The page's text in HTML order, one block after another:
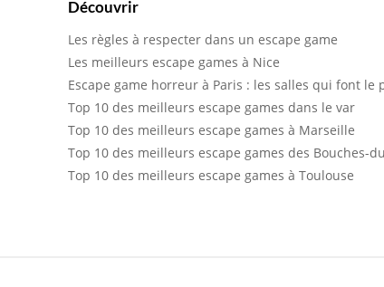
Découvrir
Les règles à respecter dans un escape game
Les meilleurs escape games à Nice
Escape game horreur à Paris : les salles qui font le
Top 10 des meilleurs escape games dans le var
Top 10 des meilleurs escape games à Marseille
Top 10 des meilleurs escape games des Bouches-
Top 10 des meilleurs escape games à Toulouse